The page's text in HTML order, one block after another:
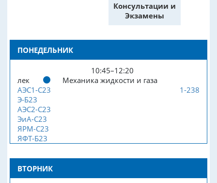
Консультации и
Экзамены
ПОНЕДЕЛЬНИК
10:45–12:20
лек
Механика жидкости и газа
АЭС1-С23
Э-Б23
АЭС2-С23
ЭиА-С23
ЯРМ-С23
ЯФТ-Б23
1-238
ВТОРНИК